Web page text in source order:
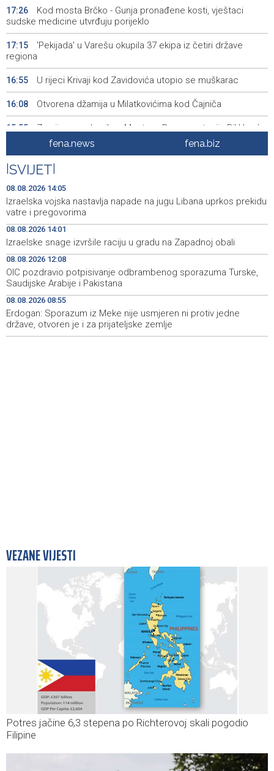
17:26
Kod mosta Brčko - Gunja pronađene kosti, vještaci
sudske medicine utvrđuju porijeklo
17:15
'Pekijada' u Varešu okupila 37 ekipa iz četiri države
regiona
16:55 U rijeci Krivaji kod Zavidovića utopio se muškarac
16:08 Otvorena džamija u Milatkovićima kod Čajniča
15:55
Zmajice se okupile u Mostaru: Reprezentacija BiH kreće
po novu mediteransku priču
15:55
SFF - Specijalna predfestivalska projekcija restauriranog
filma 'Žena s krajolikom' Ivice Matića
15:37
Požar kod Konjica i dalje aktivan, stanje bolje nego
jutros
15:27
Dokumentarac 'Bulevar Ivice Osima' osvojio nagradu na
City Festu u Niškoj Banji
15:09
Konjic ugostio 23 folklorna društva na 26.
Međunarodnom festivalu ‘Konjička sehara’
15:05
Vozači u HBŽ-u pozvani na oprez zbog divljih konja na
cestama
fena.news fena.biz
SVIJET
08.08.2026 14:05
Izraelska vojska nastavlja napade na jugu Libana uprkos prekidu
vatre i pregovorima
08.08.2026 14:01
Izraelske snage izvršile raciju u gradu na Zapadnoj obali
08.08.2026 12:08
OIC pozdravio potpisivanje odbrambenog sporazuma Turske,
Saudijske Arabije i Pakistana
08.08.2026 08:55
Erdogan: Sporazum iz Meke nije usmjeren ni protiv jedne
države, otvoren je i za prijateljske zemlje
VEZANE VIJESTI
Potres jačine 6,3 stepena po Richterovoj skali pogodio
Filipine